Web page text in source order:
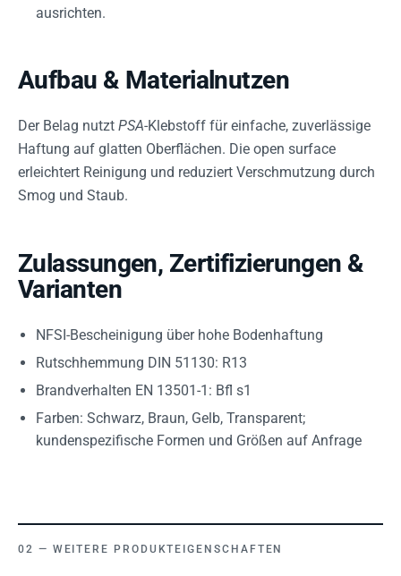
ausrichten.
Aufbau & Materialnutzen
Der Belag nutzt PSA-Klebstoff für einfache, zuverlässige
Haftung auf glatten Oberflächen. Die open surface
erleichtert Reinigung und reduziert Verschmutzung durch
Smog und Staub.
Zulassungen, Zertifizierungen &
Varianten
NFSI-Bescheinigung über hohe Bodenhaftung
Rutschhemmung DIN 51130: R13
Brandverhalten EN 13501-1: Bfl s1
Farben: Schwarz, Braun, Gelb, Transparent;
kundenspezifische Formen und Größen auf Anfrage
WEITERE PRODUKTEIGENSCHAFTEN